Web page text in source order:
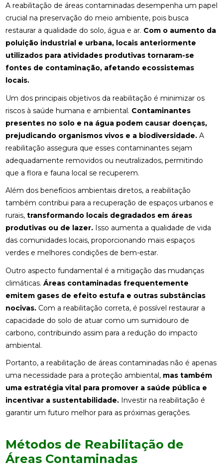
A reabilitação de áreas contaminadas desempenha um papel
crucial na preservação do meio ambiente, pois busca
restaurar a qualidade do solo, água e ar. Com o aumento da
poluição industrial e urbana, locais anteriormente
utilizados para atividades produtivas tornaram-se
fontes de contaminação, afetando ecossistemas
locais.
Um dos principais objetivos da reabilitação é minimizar os
riscos à saúde humana e ambiental. Contaminantes
presentes no solo e na água podem causar doenças,
prejudicando organismos vivos e a biodiversidade.A
reabilitação assegura que esses contaminantes sejam
adequadamente removidos ou neutralizados, permitindo
que a flora e fauna local se recuperem.
Além dos benefícios ambientais diretos, a reabilitação
também contribui para a recuperação de espaços urbanos e
rurais,transformando locais degradados em áreas
produtivas ou de lazer.Isso aumenta a qualidade de vida
das comunidades locais, proporcionando mais espaços
verdes e melhores condições de bem-estar.
Outro aspecto fundamental é a mitigação das mudanças
climáticas. Áreas contaminadas frequentemente
emitem gases de efeito estufa e outras substâncias
nocivas.Com a reabilitação correta, é possível restaurar a
capacidade do solo de atuar como um sumidouro de
carbono, contribuindo assim para a redução do impacto
ambiental.
Portanto, a reabilitação de áreas contaminadas não é apenas
uma necessidade para a proteção ambiental,mas também
uma estratégia vital para promover a saúde pública e
incentivar a sustentabilidade.Investir na reabilitação é
garantir um futuro melhor para as próximas gerações.
Métodos de Reabilitação de
Áreas Contaminadas